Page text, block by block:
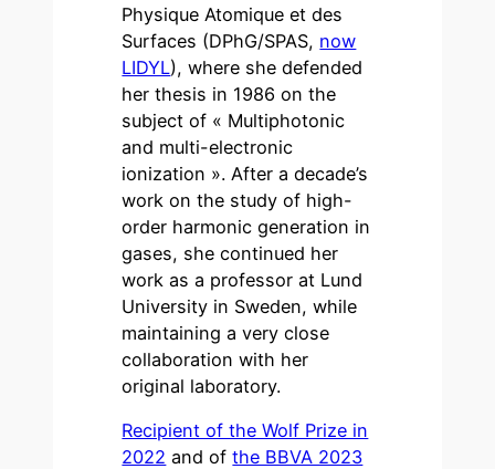
Physique Atomique et des
Surfaces (DPhG/SPAS, now
LIDYL), where she defended
her thesis in 1986 on the
subject of « Multiphotonic
and multi-electronic
ionization ». After a decade’s
work on the study of high-
order harmonic generation in
gases, she continued her
work as a professor at Lund
University in Sweden, while
maintaining a very close
collaboration with her
original laboratory.
Recipient of the Wolf Prize in
2022 and ofthe BBVA 2023